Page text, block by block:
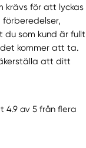
krävs för att lyckas
du som kund är fullt
kommer att ta.
att ditt
4.9 av 5 från flera